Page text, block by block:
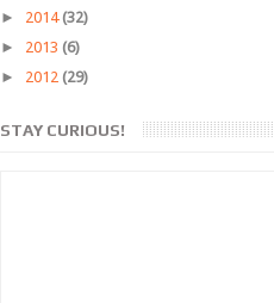
► 2014 (32)
► 2013 (6)
► 2012 (29)
STAY CURIOUS!